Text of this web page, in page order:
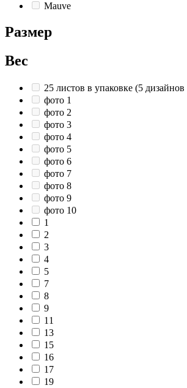
Mauve
Размер
Вес
25 листов в упаковке (5
фото 1
фото 2
фото 3
фото 4
фото 5
фото 6
фото 7
фото 8
фото 9
фото 10
1
2
3
4
5
7
8
9
11
13
15
16
17
19